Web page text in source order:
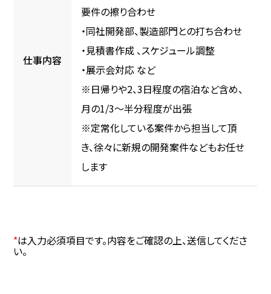
仕事内容
要件の擦り合わせ
・同社開発部、製造部門との打ち合わせ
・見積書作成 、スケジュール調整
・展示会対応 など
※日帰りや2、3日程度の宿泊など含め、
月の1/3～半分程度が出張
※定常化している案件から担当して頂
き、徐々に新規の開発案件などもお任せ
します
*は入力必須項目です。内容をご確認の上、送信してくださ
い。